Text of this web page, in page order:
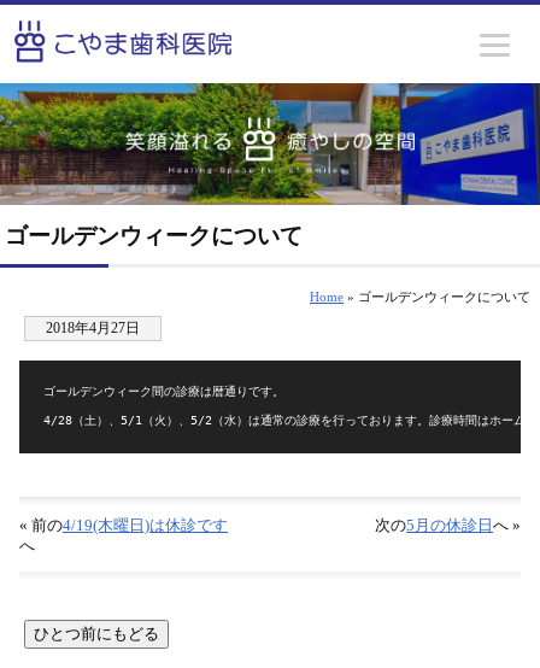
ゴールデンウィークについて
Home » ゴールデンウィークについて
2018年4月27日
ゴールデンウィーク間の診療は暦通りです。
4/28（土）、5/1（火）、5/2（水）は通常の診療を行っております。診療時間はホームペ
« 前の4/19(木曜日)は休診です
へ
次の5月の休診日 へ »